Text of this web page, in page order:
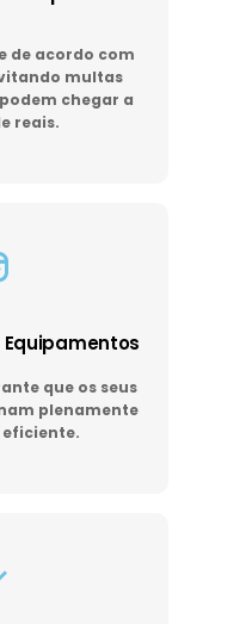
de acordo com
multas
chegar a
reais.
Equipamentos
que os seus
plenamente